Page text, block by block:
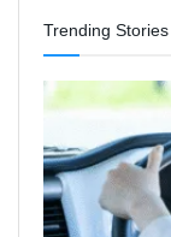
Trending Stories